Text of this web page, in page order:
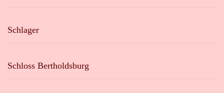
Schlager
Schloss Bertholdsburg